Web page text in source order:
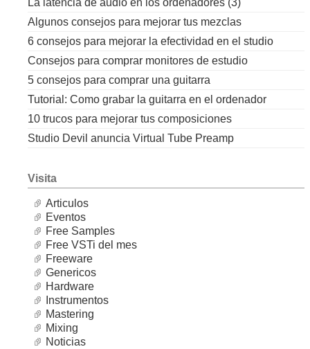
La latencia de audio en los ordenadores (3)
Algunos consejos para mejorar tus mezclas
6 consejos para mejorar la efectividad en el studio
Consejos para comprar monitores de estudio
5 consejos para comprar una guitarra
Tutorial: Como grabar la guitarra en el ordenador
10 trucos para mejorar tus composiciones
Studio Devil anuncia Virtual Tube Preamp
Visita
Articulos
Eventos
Free Samples
Free VSTi del mes
Freeware
Genericos
Hardware
Instrumentos
Mastering
Mixing
Noticias